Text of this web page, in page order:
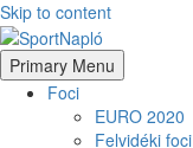
Skip to content
Primary Menu
Foci
EURO 2020
Felvidéki foci